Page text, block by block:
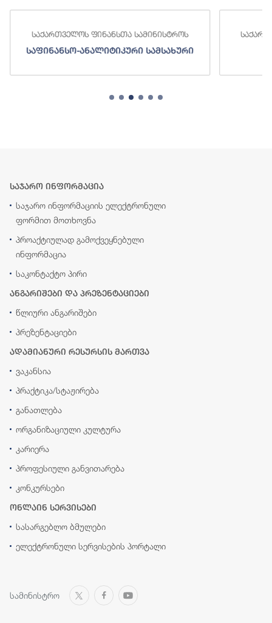
საქართველოს ფინანსთა სამინისტროს
საფინანსო-ანალიტიკური სამსახური
საჯარო ინფორმაცია
საჯარო ინფორმაციის ელექტრონული
ფორმით მოთხოვნა
პროაქტიულად გამოქვეყნებული
ინფორმაცია
საკონტაქტო პირი
ანგარიშები და პრეზენტაციები
წლიური ანგარიშები
პრეზენტაციები
ადამიანური რესურსის მართვა
ვაკანსია
პრაქტიკა/სტაჟირება
განათლება
ორგანიზაციული კულტურა
კარიერა
პროფესიული განვითარება
კონკურსები
ონლაინ სერვისები
სასარგებლო ბმულები
ელექტრონული სერვისების პორტალი
სამინისტრო